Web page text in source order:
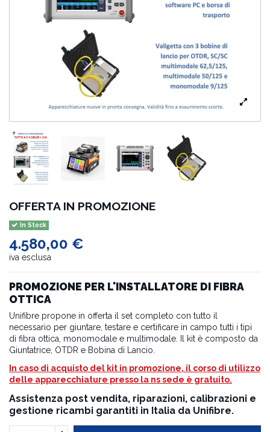
OFFERTA IN PROMOZIONE
In Stock
4.580,00 €
iva esclusa
PROMOZIONE PER L'INSTALLATORE DI FIBRA
OTTICA
Unifibre propone in offerta il set completo con tutto il
necessario per giuntare, testare e certificare in campo tutti i tipi
di fibra ottica, monomodale e multimodale. Il kit è composto da
Giuntatrice, OTDR e Bobina di Lancio.
In caso di acquisto del kit in promozione, il corso di utilizzo
delle apparecchiature presso la ns sede è gratuito.
Assistenza post vendita, riparazioni, calibrazioni e
gestione ricambi garantiti in Italia da Unifibre.